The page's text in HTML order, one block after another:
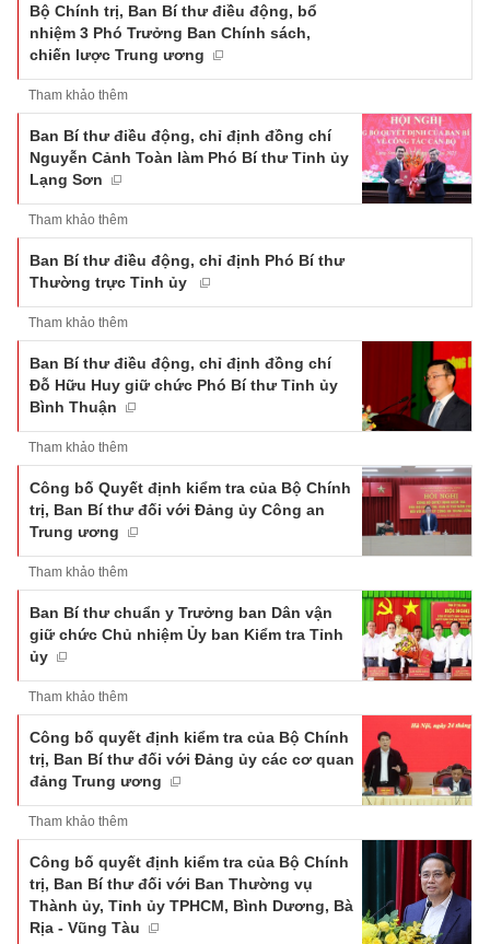
Bộ Chính trị, Ban Bí thư điều động, bổ
nhiệm 3 Phó Trưởng Ban Chính sách,
chiến lược Trung ương
Tham khảo thêm
Ban Bí thư điều động, chỉ định đồng chí
Nguyễn Cảnh Toàn làm Phó Bí thư Tỉnh ủy
Lạng Sơn
Tham khảo thêm
Ban Bí thư điều động, chỉ định Phó Bí thư
Thường trực Tỉnh ủy
Tham khảo thêm
Ban Bí thư điều động, chỉ định đồng chí
Đỗ Hữu Huy giữ chức Phó Bí thư Tỉnh ủy
Bình Thuận
Tham khảo thêm
Công bố Quyết định kiểm tra của Bộ Chính
trị, Ban Bí thư đối với Đảng ủy Công an
Trung ương
Tham khảo thêm
Ban Bí thư chuẩn y Trưởng ban Dân vận
giữ chức Chủ nhiệm Ủy ban Kiểm tra Tỉnh
ủy
Tham khảo thêm
Công bố quyết định kiểm tra của Bộ Chính
trị, Ban Bí thư đối với Đảng ủy các cơ quan
đảng Trung ương
Tham khảo thêm
Công bố quyết định kiểm tra của Bộ Chính
trị, Ban Bí thư đối với Ban Thường vụ
Thành ủy, Tỉnh ủy TPHCM, Bình Dương, Bà
Rịa - Vũng Tàu